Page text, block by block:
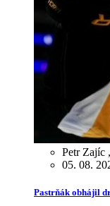
Petr Zajíc ,
05. 08.
Pastrňák obhájil